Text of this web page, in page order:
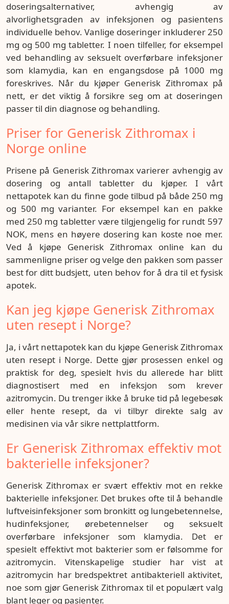
doseringsalternativer, avhengig av
alvorlighetsgraden av infeksjonen og pasientens
individuelle behov. Vanlige doseringer inkluderer 250
mg og 500 mg tabletter. I noen tilfeller, for eksempel
ved behandling av seksuelt overførbare infeksjoner
som klamydia, kan en engangsdose på 1000 mg
foreskrives. Når du kjøper Generisk Zithromax på
nett, er det viktig å forsikre seg om at doseringen
passer til din diagnose og behandling.
Priser for Generisk Zithromax i
Norge online
Prisene på Generisk Zithromax varierer avhengig av
dosering og antall tabletter du kjøper. I vårt
nettapotek kan du finne gode tilbud på både 250 mg
og 500 mg varianter. For eksempel kan en pakke
med 250 mg tabletter være tilgjengelig for rundt 597
NOK, mens en høyere dosering kan koste noe mer.
Ved å kjøpe Generisk Zithromax online kan du
sammenligne priser og velge den pakken som passer
best for ditt budsjett, uten behov for å dra til et fysisk
apotek.
Kan jeg kjøpe Generisk Zithromax
uten resept i Norge?
Ja, i vårt nettapotek kan du kjøpe Generisk Zithromax
uten resept i Norge. Dette gjør prosessen enkel og
praktisk for deg, spesielt hvis du allerede har blitt
diagnostisert med en infeksjon som krever
azitromycin. Du trenger ikke å bruke tid på legebesøk
eller hente resept, da vi tilbyr direkte salg av
medisinen via vår sikre nettplattform.
Er Generisk Zithromax effektiv mot
bakterielle infeksjoner?
Generisk Zithromax er svært effektiv mot en rekke
bakterielle infeksjoner. Det brukes ofte til å behandle
luftveisinfeksjoner som bronkitt og lungebetennelse,
hudinfeksjoner, ørebetennelser og seksuelt
overførbare infeksjoner som klamydia. Det er
spesielt effektivt mot bakterier som er følsomme for
azitromycin. Vitenskapelige studier har vist at
azitromycin har bredspektret antibakteriell aktivitet,
noe som gjør Generisk Zithromax til et populært valg
blant leger og pasienter.